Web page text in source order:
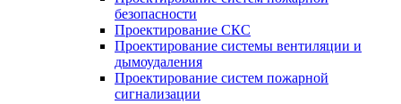
безопасности
Проектирование СКС
Проектирование системы вентиляции и
дымоудаления
Проектирование систем пожарной
сигнализации